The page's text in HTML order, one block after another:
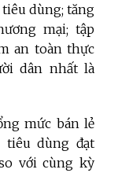
dùng; tăng
mại; tập
an toàn thực
dân nhất là
mức bán lẻ
tiêu dùng đạt
với cùng kỳ